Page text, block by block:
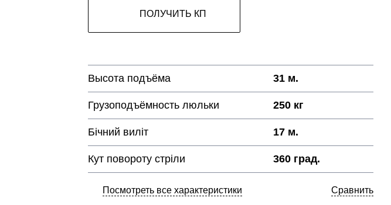
ПОЛУЧИТЬ КП
Высота подъёма 31 м.
Грузоподъёмность люльки 250 кг
Бічний виліт 17 м.
Кут повороту стріли 360 град.
Посмотреть все характеристики Сравнить